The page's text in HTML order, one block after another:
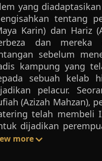
yang
tentang
Karin) dan Hariz
dan mereka
sebelum
kampung yang
sebuah kelab
pelacur.
(Azizah Mahzan),
telah membeli
dijadikan
Hariz supaya
more